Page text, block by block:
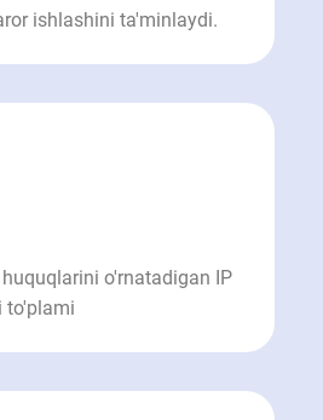
ishlashini ta'minlaydi.
o'rnatadigan IP
to'plami